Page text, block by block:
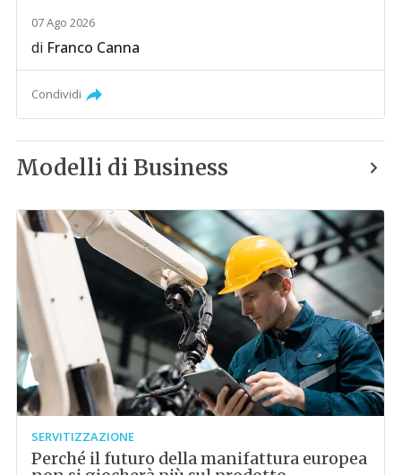
07 Ago 2026
di Franco Canna
Condividi
Modelli di Business
SERVITIZZAZIONE
Perché il futuro della manifattura europea